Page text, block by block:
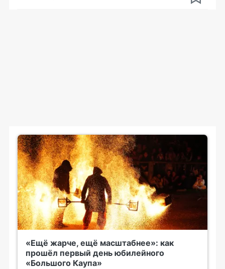
«Ещё жарче, ещё масштабнее»: как
прошёл первый день юбилейного
«Большого Каупа»